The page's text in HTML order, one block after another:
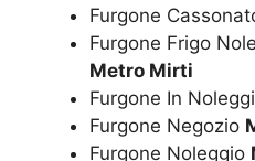
Furgone
Furgone Frigo
Metro Mirti
Furgone In
Furgone Negozio
Furgone Noleggio